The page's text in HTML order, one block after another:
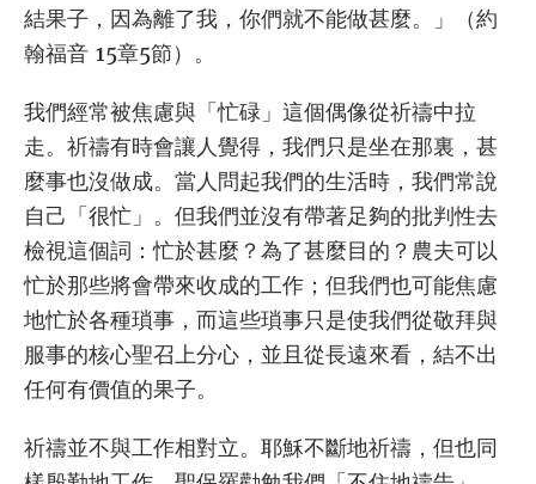
結果子，因為離了我，你們就不能做甚麼。」（約
翰福音 15章5節）。
我們經常被焦慮與「忙碌」這個偶像從祈禱中拉
走。祈禱有時會讓人覺得，我們只是坐在那裏，甚
麼事也沒做成。當人問起我們的生活時，我們常說
自己「很忙」。但我們並沒有帶著足夠的批判性去
檢視這個詞：忙於甚麼？為了甚麼目的？農夫可以
忙於那些將會帶來收成的工作；但我們也可能焦慮
地忙於各種瑣事，而這些瑣事只是使我們從敬拜與
服事的核心聖召上分心，並且從長遠來看，結不出
任何有價值的果子。
祈禱並不與工作相對立。耶穌不斷地祈禱，但也同